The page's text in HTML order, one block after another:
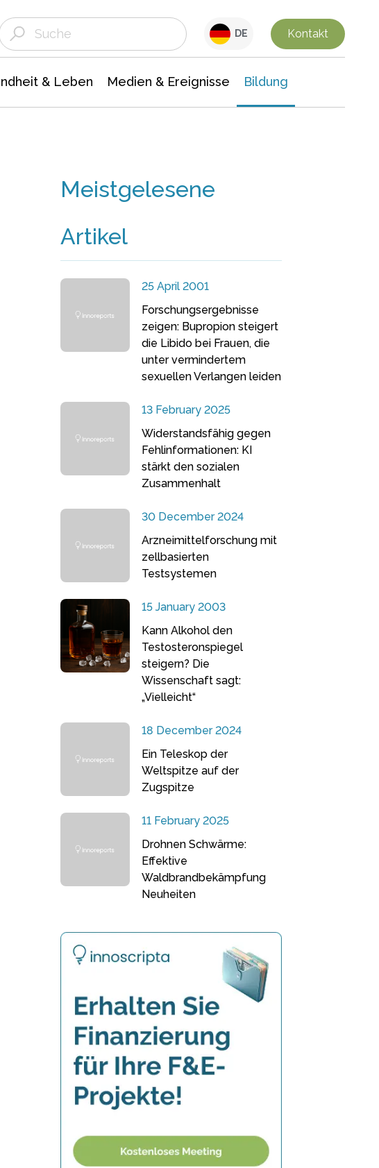
DE Kontakt
& Leben Medien & Ereignisse Bildung
Meistgelesene
Artikel
25 April 2001
Forschungsergebnisse
zeigen: Bupropion steigert
die Libido bei Frauen, die
unter vermindertem
sexuellen Verlangen leiden
13 February 2025
Widerstandsfähig gegen
Fehlinformationen: KI
stärkt den sozialen
Zusammenhalt
30 December 2024
Arzneimittelforschung mit
zellbasierten
Testsystemen
15 January 2003
Kann Alkohol den
Testosteronspiegel
steigern? Die
Wissenschaft sagt:
„Vielleicht“
18 December 2024
Ein Teleskop der
Weltspitze auf der
Zugspitze
11 February 2025
Drohnen Schwärme:
Effektive
Waldbrandbekämpfung
Neuheiten